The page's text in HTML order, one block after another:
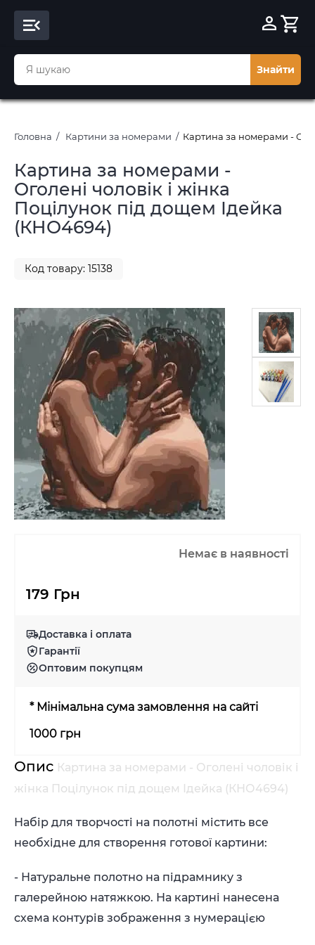
Знайти
Головна Картини за номерами Картина за номерами -
Картина за номерами -
Оголені чоловік і жінка
Поцілунок під дощем Ідейка
(КНО4694)
Код товару: 15138
Немає в наявності
179 Грн
Доставка і оплата
Гарантії
Оптовим покупцям
* Мінімальна сума замовлення на сайті
1000 грн
Опис Картина за номерами - Оголені чоловік і
жінка Поцілунок під дощем Ідейка (КНО4694)
Набір для творчості на полотні містить все
необхідне для створення готової картини:
- Натуральне полотно на підрамнику з
галерейною натяжкою. На картині нанесена
схема контурів зображення з нумерацією